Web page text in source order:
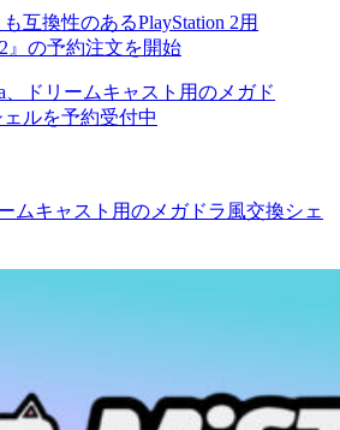
互換性のあるPlayStation 2用
』の予約注文を開始
ムキャスト用のメガドラ風交換シェ